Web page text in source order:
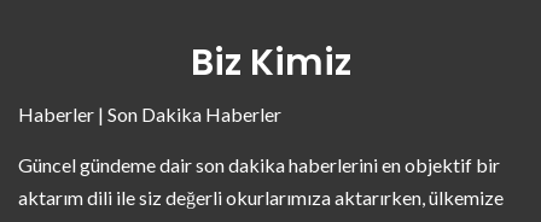
Biz Kimiz
Haberler | Son Dakika Haberler
Güncel gündeme dair son dakika haberlerini en objektif bir
aktarım dili ile siz değerli okurlarımıza aktarırken, ülkemize